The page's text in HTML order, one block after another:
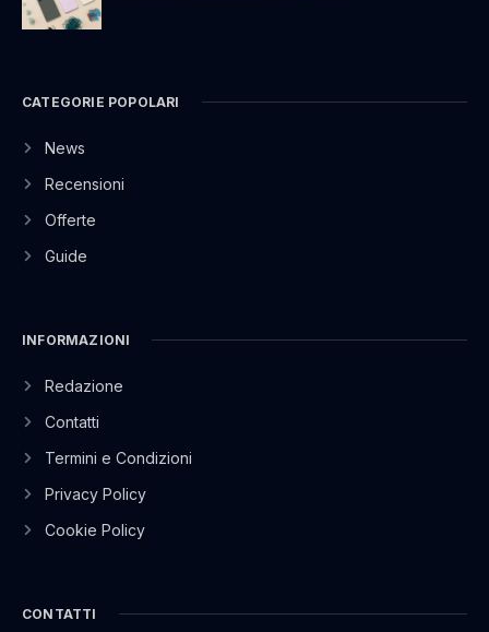
CATEGORIE POPOLARI
News
Recensioni
Offerte
Guide
INFORMAZIONI
Redazione
Contatti
Termini e Condizioni
Privacy Policy
Cookie Policy
CONTATTI